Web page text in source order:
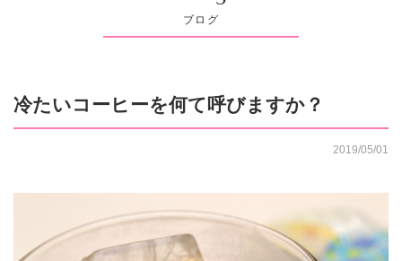
ブログ
冷たいコーヒーを何て呼びますか？
2019/05/01